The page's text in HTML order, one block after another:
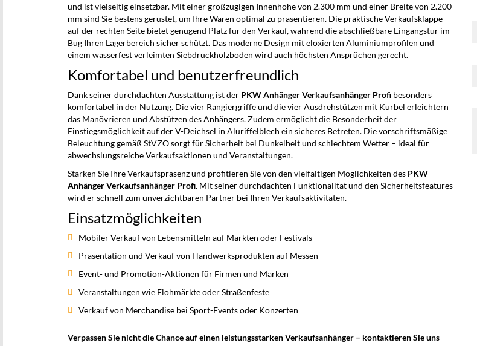
und ist vielseitig einsetzbar. Mit einer großzügigen Innenhöhe von 2.300 mm und einer Breite von 2.200
mm sind Sie bestens gerüstet, um Ihre Waren optimal zu präsentieren. Die praktische Verkaufsklappe
auf der rechten Seite bietet genügend Platz für den Verkauf, während die abschließbare Eingangstür im
Bug Ihren Lagerbereich sicher schützt. Das moderne Design mit eloxierten Aluminiumprofilen und
einem wasserfest verleimten Siebdruckholzboden wird auch höchsten Ansprüchen gerecht.
Komfortabel und benutzerfreundlich
Dank seiner durchdachten Ausstattung ist der PKW Anhänger Verkaufsanhänger Profi besonders
komfortabel in der Nutzung. Die vier Rangiergriffe und die vier Ausdrehstützen mit Kurbel erleichtern
das Manövrieren und Abstützen des Anhängers. Zudem ermöglicht die Besonderheit der
Einstiegsmöglichkeit auf der V-Deichsel in Aluriffelblech ein sicheres Betreten. Die vorschriftsmäßige
Beleuchtung gemäß StVZO sorgt für Sicherheit bei Dunkelheit und schlechtem Wetter – ideal für
abwechslungsreiche Verkaufsaktionen und Veranstaltungen.
Stärken Sie Ihre Verkaufspräsenz und profitieren Sie von den vielfältigen Möglichkeiten des PKW
Anhänger Verkaufsanhänger Profi. Mit seiner durchdachten Funktionalität und den Sicherheitsfeatures
wird er schnell zum unverzichtbaren Partner bei Ihren Verkaufsaktivitäten.
Einsatzmöglichkeiten
Mobiler Verkauf von Lebensmitteln auf Märkten oder Festivals
Präsentation und Verkauf von Handwerksprodukten auf Messen
Event- und Promotion-Aktionen für Firmen und Marken
Veranstaltungen wie Flohmärkte oder Straßenfeste
Verkauf von Merchandise bei Sport-Events oder Konzerten
Verpassen Sie nicht die Chance auf einen leistungsstarken Verkaufsanhänger – kontaktieren Sie uns